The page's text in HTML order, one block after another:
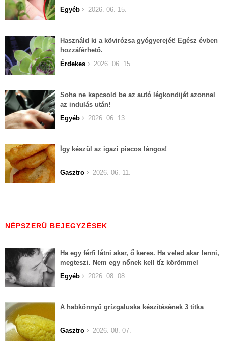
Egyéb
2026. 06. 15.
Használd ki a kövirózsa gyógyerejét! Egész évben
hozzáférhető.
Érdekes
2026. 06. 15.
Soha ne kapcsold be az autó légkondiját azonnal
az indulás után!
Egyéb
2026. 06. 13.
Így készül az igazi piacos lángos!
Gasztro 2026. 06. 11.
NÉPSZERŰ BEJEGYZÉSEK
Ha egy férfi látni akar, ő keres. Ha veled akar lenni,
megteszi. Nem egy nőnek kell tíz körömmel
belekapaszkodva mindent feláldozni.
Egyéb 2026. 08. 08.
A habkönnyű grízgaluska készítésének 3 titka
Gasztro 2026. 08. 07.